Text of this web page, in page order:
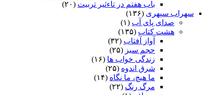
باب هفتم در تاءثیر تربیت (۲۰)
سهراب سپهری (۱۳۶)
صدای پای آب (۱)
هشت کتاب (۱۳۵)
آواز آفتاب (۳۲)
حجم سبز (۲۵)
زندگی خواب ها (۱۶)
شرق اندوه (۲۵)
ما هیچ، ما نگاه (۱۴)
مرگ رنگ (۲۲)